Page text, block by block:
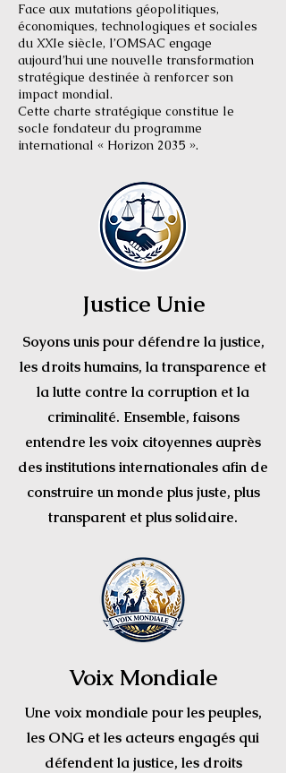
Face aux mutations géopolitiques,
économiques, technologiques et sociales
du XXIe siècle, l’OMSAC engage
aujourd’hui une nouvelle transformation
stratégique destinée à renforcer son
impact mondial.
Cette charte stratégique constitue le
socle fondateur du programme
international « Horizon 2035 ».
Justice Unie
Soyons unis pour défendre la justice,
les droits humains, la transparence et
la lutte contre la corruption et la
criminalité. Ensemble, faisons
entendre les voix citoyennes auprès
des institutions internationales afin de
construire un monde plus juste, plus
transparent et plus solidaire.
Voix Mondiale
Une voix mondiale pour les peuples,
les ONG et les acteurs engagés qui
défendent la justice, les droits